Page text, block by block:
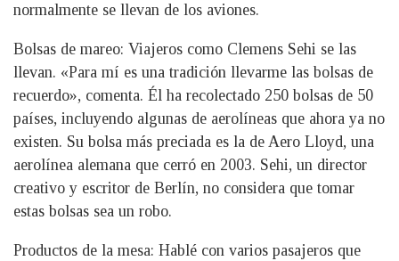
normalmente se llevan de los aviones.
Bolsas de mareo: Viajeros como Clemens Sehi se las
llevan. «Para mí es una tradición llevarme las bolsas de
recuerdo», comenta. Él ha recolectado 250 bolsas de 50
países, incluyendo algunas de aerolíneas que ahora ya no
existen. Su bolsa más preciada es la de Aero Lloyd, una
aerolínea alemana que cerró en 2003. Sehi, un director
creativo y escritor de Berlín, no considera que tomar
estas bolsas sea un robo.
Productos de la mesa: Hablé con varios pasajeros que